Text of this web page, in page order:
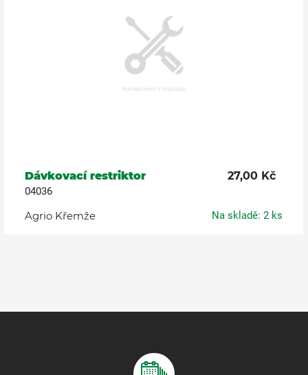
Dávkovací restriktor 27,00 Kč
04036
Agrio Křemže Na skladě: 2 ks